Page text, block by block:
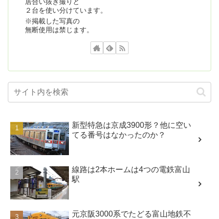
２台を使い分けています。
※掲載した写真の
無断使用は禁じます。
新型特急は京成3900形？他に空い
てる番号はなかったのか？
線路は2本ホームは4つの電鉄富山
駅
元京阪3000系でたどる富山地鉄不